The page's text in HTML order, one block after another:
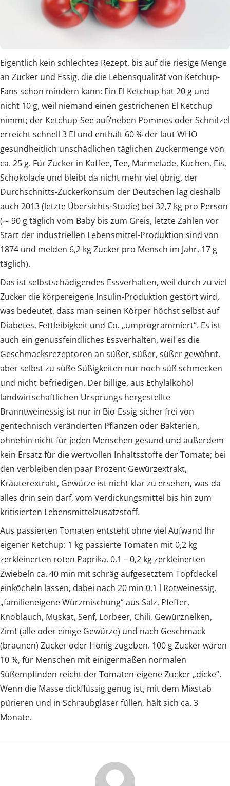
Eigentlich kein schlechtes Rezept, bis auf die riesige Menge
an Zucker und Essig, die die Lebensqualität von Ketchup-
Fans schon mindern kann: Ein El Ketchup hat 20 g und
nicht 10 g, weil niemand einen gestrichenen El Ketchup
nimmt; der Ketchup-See auf/neben Pommes oder Schnitzel
erreicht schnell 3 El und enthält 60 % der laut WHO
gesundheitlich unschädlichen täglichen Zuckermenge von
ca. 25 g. Für Zucker in Kaffee, Tee, Marmelade, Kuchen, Eis,
Schokolade und bleibt da nicht mehr viel übrig, der
Durchschnitts-Zuckerkonsum der Deutschen lag deshalb
auch 2013 (letzte Übersichts-Studie) bei 32,7 kg pro Person
(∼ 90 g täglich vom Baby bis zum Greis, letzte Zahlen vor
Start der industriellen Lebensmittel-Produktion sind von
1874 und melden 6,2 kg Zucker pro Mensch im Jahr, 17 g
täglich).
Das ist selbstschädigendes Essverhalten, weil durch zu viel
Zucker die körpereigene Insulin-Produktion gestört wird,
was bedeutet, dass man seinen Körper höchst selbst auf
Diabetes, Fettleibigkeit und Co. „umprogrammiert“. Es ist
auch ein genussfeindliches Essverhalten, weil es die
Geschmacksrezeptoren an süßer, süßer, süßer gewöhnt,
aber selbst zu süße Süßigkeiten nur noch süß schmecken
und nicht befriedigen. Der billige, aus Ethylalkohol
landwirtschaftlichen Ursprungs hergestellte
Branntweinessig ist nur in Bio-Essig sicher frei von
gentechnisch veränderten Pflanzen oder Bakterien,
ohnehin nicht für jeden Menschen gesund und außerdem
kein Ersatz für die wertvollen Inhaltsstoffe der Tomate; bei
den verbleibenden paar Prozent Gewürzextrakt,
Kräuterextrakt, Gewürze ist nicht klar zu ersehen, was da
alles drin sein darf, vom Verdickungsmittel bis hin zum
kritisierten Lebensmittelzusatzstoff.
Aus passierten Tomaten entsteht ohne viel Aufwand Ihr
eigener Ketchup: 1 kg passierte Tomaten mit 0,2 kg
zerkleinerten roten Paprika, 0,1 – 0,2 kg zerkleinerten
Zwiebeln ca. 40 min mit schräg aufgesetztem Topfdeckel
einköcheln lassen, dabei nach 20 min 0,1 l Rotweinessig,
„familieneigene Würzmischung“ aus Salz, Pfeffer,
Knoblauch, Muskat, Senf, Lorbeer, Chili, Gewürznelken,
Zimt (alle oder einige Gewürze) und nach Geschmack
(braunen) Zucker oder Honig zugeben. 100 g Zucker wären
10 %, für Menschen mit einigermaßen normalen
Süßempfinden reicht der Tomaten-eigene Zucker „dicke“.
Wenn die Masse dickflüssig genug ist, mit dem Mixstab
pürieren und in Schraubgläser füllen, hält sich ca. 3
Monate.